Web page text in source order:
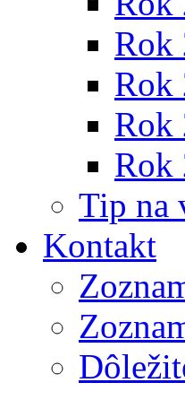
Rok
Rok
Rok
Rok
Tip na
Kontakt